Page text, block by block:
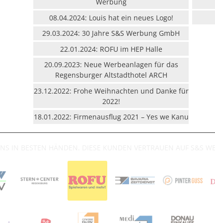
Werbung
08.04.2024: Louis hat ein neues Logo!
29.03.2024: 30 Jahre S&S Werbung GmbH
22.01.2024: ROFU im HEP Halle
20.09.2023: Neue Werbeanlagen für das
Regensburger Altstadthotel ARCH
23.12.2022: Frohe Weihnachten und Danke für
2022!
18.01.2022: Firmenausflug 2021 – Yes we Kanu